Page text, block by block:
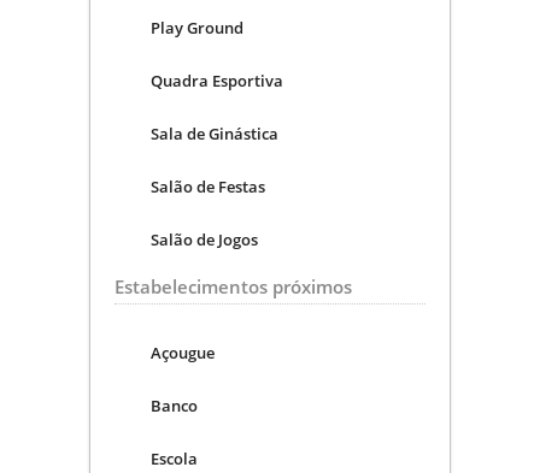
Play Ground
Quadra Esportiva
Sala de Ginástica
Salão de Festas
Salão de Jogos
Estabelecimentos próximos
Açougue
Banco
Escola